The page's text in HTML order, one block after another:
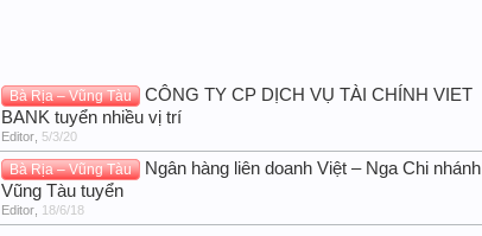
Bà Rịa – Vũng Tàu
CÔNG TY CP DỊCH VỤ TÀI CHÍNH VIET
BANK tuyển nhiều vị trí
Editor, 5/3/20
Bà Rịa – Vũng Tàu
Ngân hàng liên doanh Việt – Nga Chi nhánh
Vũng Tàu tuyển
Editor, 18/6/18